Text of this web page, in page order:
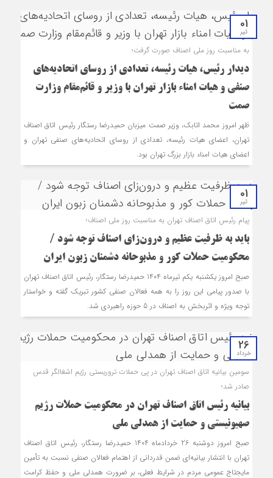
01
تیر
به مناسبت روز ملی اصناف صورت گرفت؛
دیدار رئیس، هیات رئیسه، تعدادی از روسای اتحادیه‌های
صنفی و هیات امناء بازار تهران با وزیر و قائم‌مقام وزارت
صمت
ظهر امروز محمد اتابک، وزیر صمت میزبان حمیدرضا رستگار رئیس اتاق اصناف
تهران، اعضای هیات رئیسه، تعدادی از روسای اتحادیه‌های صنفی تهران و
اعضای هیات امناء بازار بزرگ تهران بود.
01
تیر
پیام رئیس اتاق اصناف تهران به مناسبت روز ملی اصناف؛
باید به ظرفیت عظیم و درون‌زای اصناف توجه شود /
محکومیت حملات کور و مذبوحانه دشمنان زبون ایران
صبح امروز یکشنبه یکم تیرماه 1404 حمیدرضا رستگار، رئیس اتاق اصناف تهران
با صدور پیامی این روز را به همه فعالان صنفی کشور تبریک گفته و خواستار
توجه ویژه و اثربخش به اصناف در 5 حوزه راهبردی شد.
26
خرداد
سومین بیانیه اتاق اصناف تهران در پی حملات تروریستی رژیم اشغالگر قدس
صادر شد؛
بیانیه رئیس اتاق اصناف تهران در محکومیت حملات رژیم
صهیونیستی و حمایت از همدلی ملی
صبح امروز دوشنبه 26 خردادماه 1404 حمیدرضا رستگار، رئیس اتاق اصناف
تهران با انتشار بیانیه‌ای ضمن قدردانی از اهتمام فعالان صنفی نسبت به تأمین
مایجتاج عمومی مردم در شرایط فعلی، بر ضرورت همدلی ملی و حفظ کرامت